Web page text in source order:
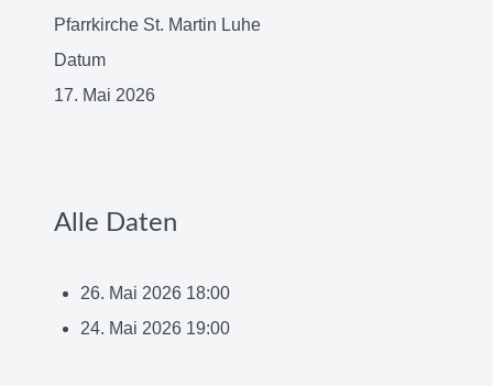
Pfarrkirche St. Martin Luhe
Datum
17. Mai 2026
Alle Daten
26. Mai 2026 18:00
24. Mai 2026 19:00